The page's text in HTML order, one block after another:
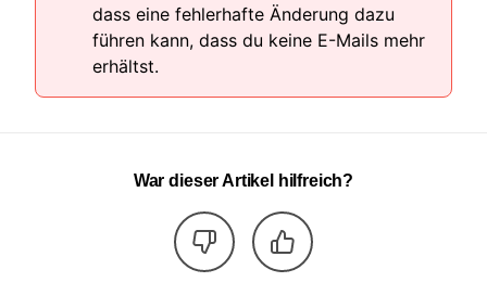
dass eine fehlerhafte Änderung dazu
führen kann, dass du keine E-Mails mehr
erhältst.
War dieser Artikel hilfreich?